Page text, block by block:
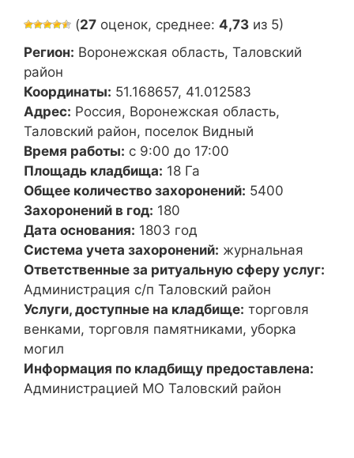
(27 оценок, среднее: 4,73 из 5)
Регион: Воронежская область, Таловский
район
Координаты: 51.168657, 41.012583
Адрес: Россия, Воронежская область,
Таловский район, поселок Видный
Время работы: с 9:00 до 17:00
Площадь кладбища: 18 Га
Общее количество захоронений: 5400
Захоронений в год: 180
Дата основания: 1803 год
Система учета захоронений: журнальная
Ответственные за ритуальную сферу услуг:
Администрация с/п Таловский район
Услуги, доступные на кладбище: торговля
венками, торговля памятниками, уборка
могил
Информация по кладбищу предоставлена:
Администрацией МО Таловский район